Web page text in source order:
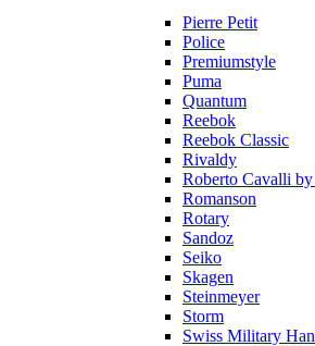
Pierre Petit
Police
Premiumstyle
Puma
Quantum
Reebok
Reebok Classic
Rivaldy
Roberto Cavalli
Romanson
Rotary
Sandoz
Seiko
Skagen
Steinmeyer
Storm
Swiss Military